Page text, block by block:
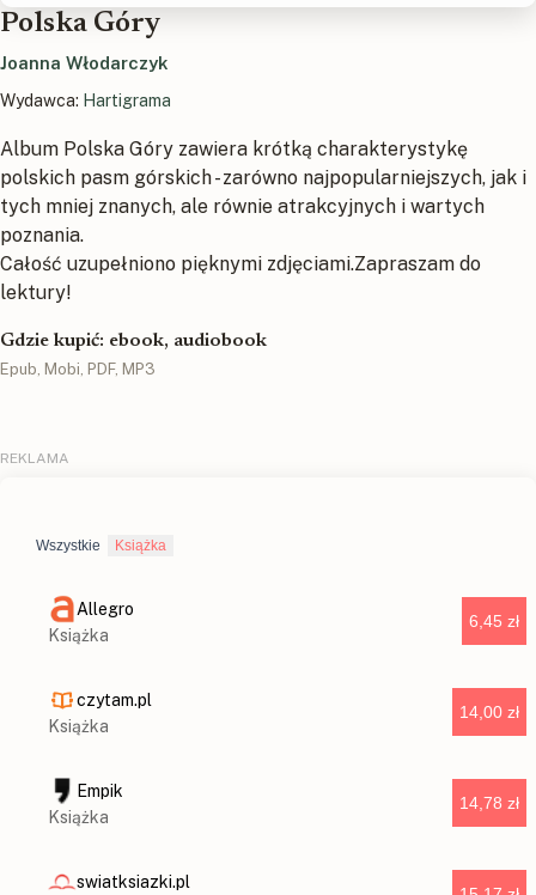
Polska Góry
Joanna Włodarczyk
Wydawca: Hartigrama
Album Polska Góry zawiera krótką charakterystykę
polskich pasm górskich - zarówno najpopularniejszych, jak i
tych mniej znanych, ale równie atrakcyjnych i wartych
poznania.
Całość uzupełniono pięknymi zdjęciami.Zapraszam do
lektury!
Gdzie kupić: ebook, audiobook
Epub, Mobi, PDF, MP3